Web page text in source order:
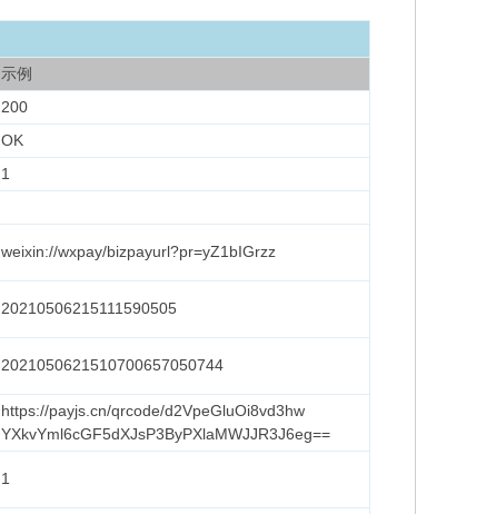
示例
200
OK
1
weixin://wxpay/bizpayurl?pr=yZ1bIGrzz
20210506215111590505
2021050621510700657050744
https://payjs.cn/qrcode/d2VpeGluOi8vd3hw
YXkvYml6cGF5dXJsP3ByPXlaMWJJR3J6eg==
1